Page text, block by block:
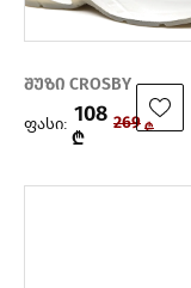
შუზი CROSBY
ფასი: 108
₾
269 ₾